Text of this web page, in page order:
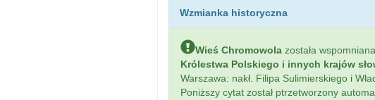
Wzmianka historyczna
Wieś Chromowola została
Królestwa Polskiego i innych krajów
Warszawa: nakł. Filipa Sulimierskiego i
Poniższy cytat został ptrzetworzony